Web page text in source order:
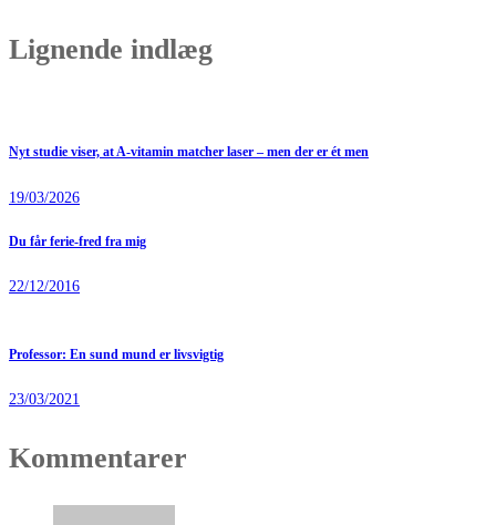
Lignende indlæg
Nyt studie viser, at A-vitamin matcher laser – men der er ét men
19/03/2026
Du får ferie-fred fra mig
22/12/2016
Professor: En sund mund er livsvigtig
23/03/2021
Kommentarer